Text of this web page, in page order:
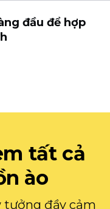
đầu để hợp
tất cả
ào
tưởng đầy cảm